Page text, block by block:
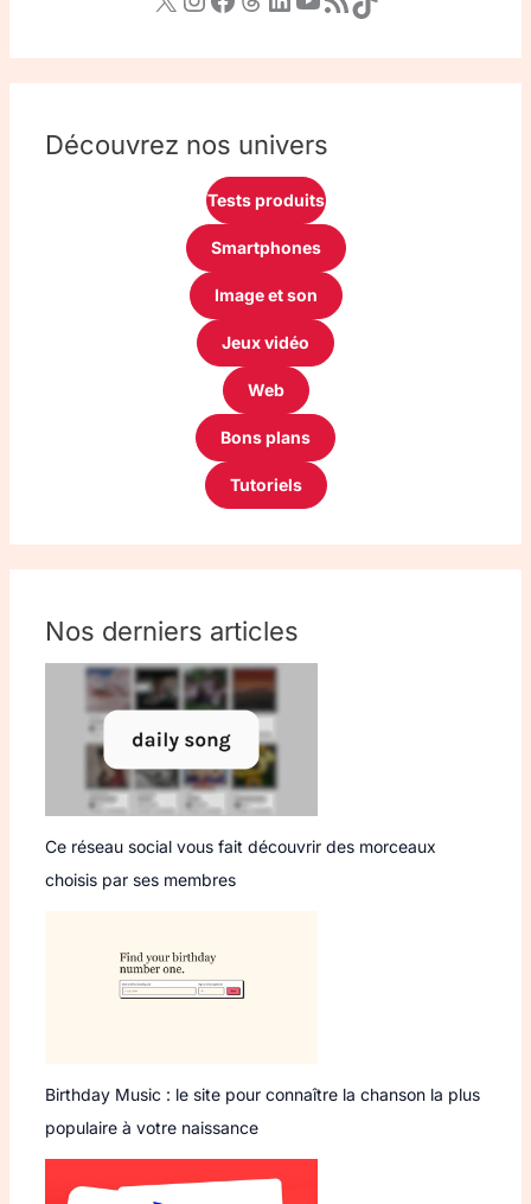
Découvrez nos univers
Tests produits
Smartphones
Image et son
Jeux vidéo
Web
Bons plans
Tutoriels
Nos derniers articles
Ce réseau social vous fait découvrir des morceaux
choisis par ses membres
Birthday Music : le site pour connaître la chanson la plus
populaire à votre naissance